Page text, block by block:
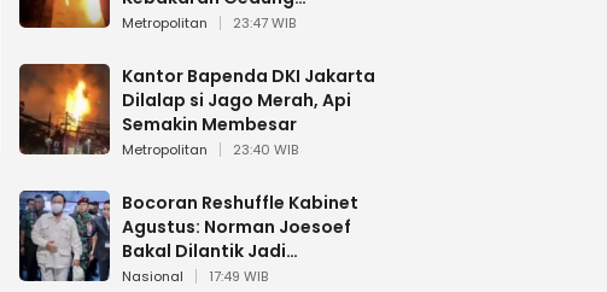
Bapenda DKI
Metropolitan 23:47 WIB
Kantor Bapenda DKI Jakarta
Dilalap si Jago Merah, Api
Semakin Membesar
Metropolitan 23:40 WIB
Bocoran Reshuffle Kabinet
Agustus: Norman Joesoef
Bakal Dilantik Jadi
Wamenhan RI
Nasional 17:49 WIB